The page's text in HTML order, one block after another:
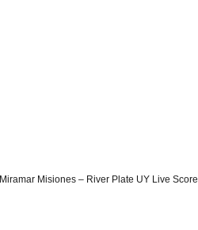
Miramar Misiones – River Plate UY Live Score